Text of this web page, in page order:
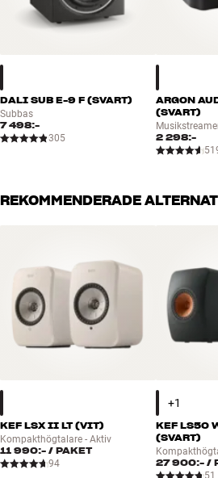
DALI SUB E-9 F (SVART)
Subbas
7 498:-
305
ARGON
(SVART)
2 298:-
REKOMMENDERADE
KEF LSX II LT (VIT)
Kompakthögtalare - Aktiv
11 990:- / PAKET
94
KEF LS50
(SVART)
27 900:-/